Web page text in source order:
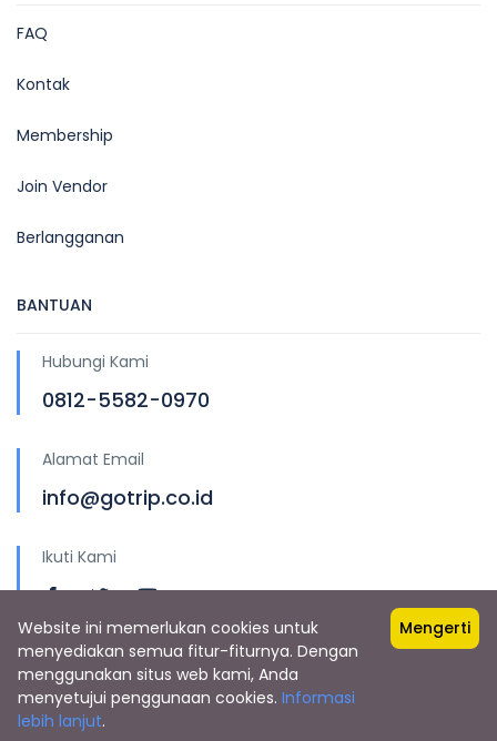
FAQ
Kontak
Membership
Join Vendor
Berlangganan
BANTUAN
Hubungi Kami
0812-5582-0970
Alamat Email
info@gotrip.co.id
Ikuti Kami
Copyright © Gotrip.co.id
PT. Kaljaya Media Global
Website ini memerlukan cookies untuk
menyediakan semua fitur-fiturnya. Dengan
menggunakan situs web kami, Anda
menyetujui penggunaan cookies. Informasi
lebih lanjut.
Mengerti